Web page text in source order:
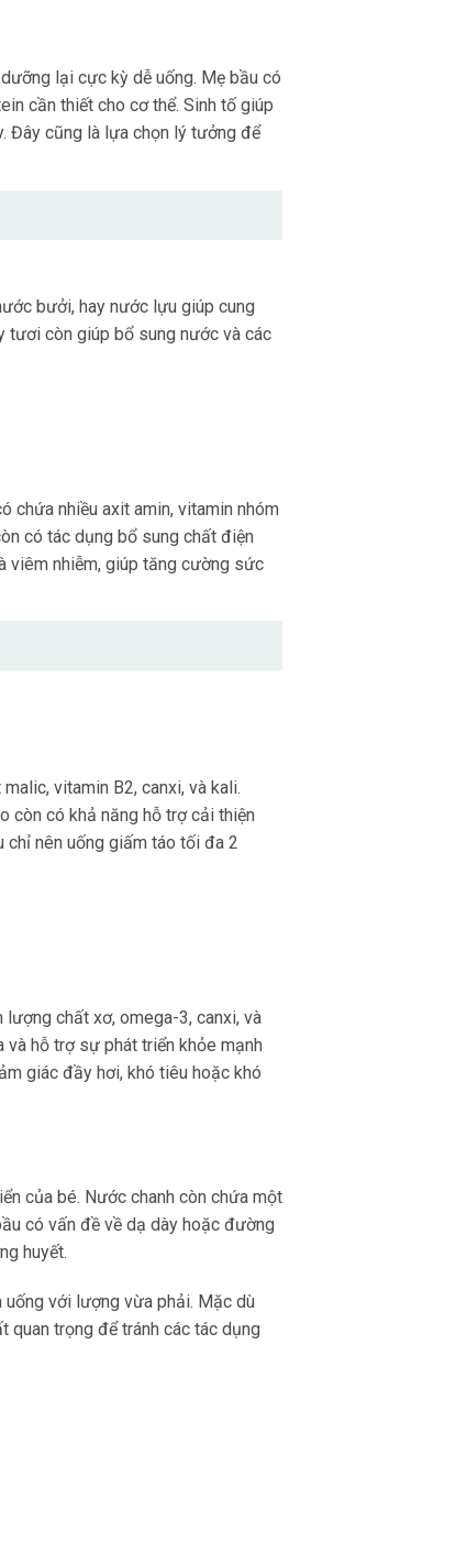
lại cực kỳ dễ uống. Mẹ bầu có
cần thiết cho cơ thể. Sinh tố giúp
Đây cũng là lựa chọn lý tưởng để
bưởi, hay nước lựu giúp cung
tươi còn giúp bổ sung nước và các
chứa nhiều axit amin, vitamin nhóm
có tác dụng bổ sung chất điện
viêm nhiễm, giúp tăng cường sức
vitamin B2, canxi, và kali.
còn có khả năng hỗ trợ cải thiện
chỉ nên uống giấm táo tối đa 2
chất xơ, omega-3, canxi, và
và hỗ trợ sự phát triển khỏe mạnh
giác đầy hơi, khó tiêu hoặc khó
của bé. Nước chanh còn chứa một
có vấn đề về dạ dày hoặc đường
huyết.
uống với lượng vừa phải. Mặc dù
trọng để tránh các tác dụng